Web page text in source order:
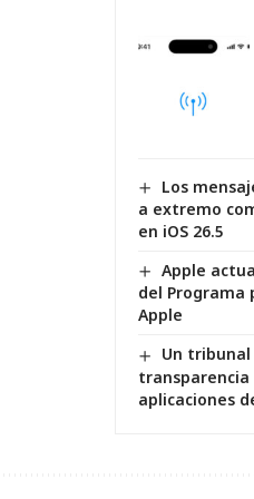
Los
a extremo
en iOS 26.5
Apple
del Programa
Apple
Un
aplicaciones